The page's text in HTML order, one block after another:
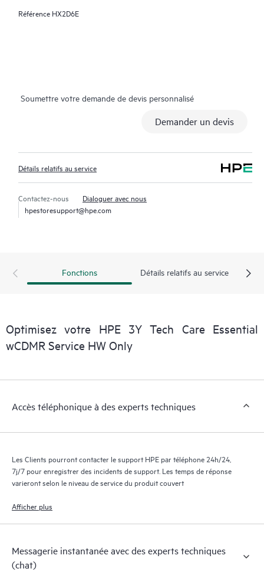
Référence HX2D6E
Soumettre votre demande de devis personnalisé
Demander un devis
Détails relatifs au service
Contactez-nous
Dialoguer avec nous
hpestoresupport@hpe.com
Fonctions Détails relatifs au service
Optimisez votre HPE 3Y Tech Care Essential
wCDMR Service HW Only
Accès téléphonique à des experts techniques
Les Clients pourront contacter le support HPE par téléphone 24h/24,
7j/7 pour enregistrer des incidents de support. Les temps de réponse
varieront selon le niveau de service du produit couvert
Afficher plus
Messagerie instantanée avec des experts techniques
(chat)